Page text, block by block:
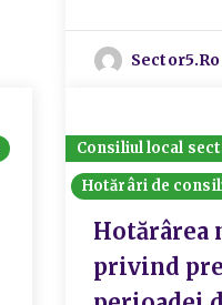
Sector5.ro
Consiliul local
Hotărâri de
Hotărârea
privind